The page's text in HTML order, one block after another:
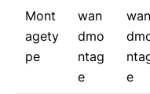
Mont
agety
pe
wan
dmo
ntag
e
wan
e